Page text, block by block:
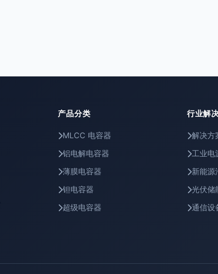
产品分类
MLCC 电容器
铝电解电容器
薄膜电容器
钽电容器
超级电容器
行业解
解决方
工业电
新能源
光伏储
通信设